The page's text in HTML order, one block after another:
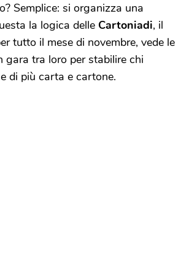
Semplice: si organizza una
la logica delle Cartoniadi, il
tutto il mese di novembre, vede le
gara tra loro per stabilire chi
di più carta e cartone.